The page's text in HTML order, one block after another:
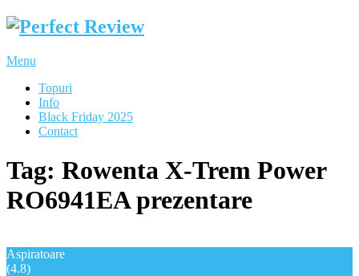
Menu
Topuri
Info
Black Friday 2025
Contact
Tag: Rowenta X-Trem Power
RO6941EA prezentare
Aspiratoare
(4.8)